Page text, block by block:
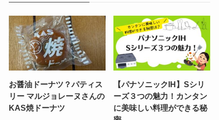
お醤油ドーナツ？パティス
リー マルジョレーヌさんの
KAS焼ドーナツ
【パナソニックIH】Sシリ
ーズ３つの魅力！カンタン
に美味しい料理ができる秘